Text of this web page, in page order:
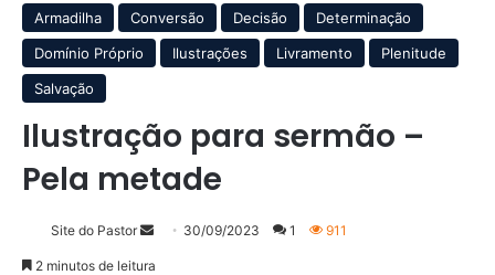
Armadilha Conversão Decisão
Determinação
Domínio Próprio
Ilustrações Livramento
Plenitude
Salvação
Ilustração para sermão –
Pela metade
Site do Pastor
Mande30/09/2023 1 911
2 minutos de leitura